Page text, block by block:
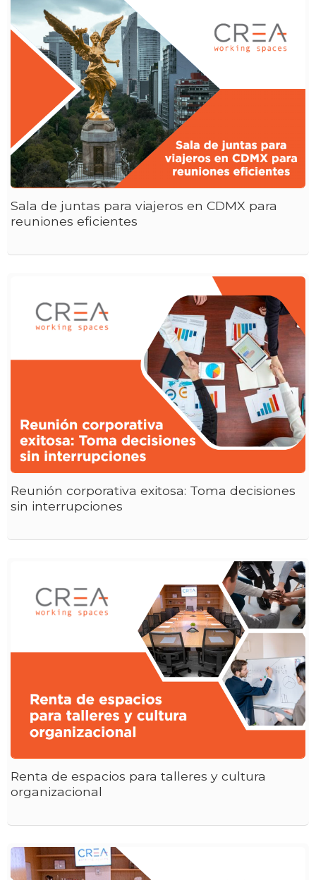
Sala de juntas para viajeros en CDMX para
reuniones eficientes
Reunión corporativa exitosa: Toma decisiones
sin interrupciones
Renta de espacios para talleres y cultura
organizacional